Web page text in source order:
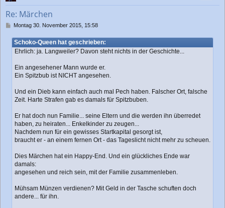
Re: Märchen
B
i
t
Montag 30. November 2015, 15:58
Schoko-Queen hat geschrieben:
Ehrlich: ja. Langweiler? Davon steht nichts in der Geschichte...
Ein angesehener Mann wurde er.
Ein Spitzbub ist NICHT angesehen.
Und ein Dieb kann einfach auch mal Pech haben. Falscher Ort, falsche
Zeit. Harte Strafen gab es damals für Spitzbuben.
Er hat doch nun Familie... seine Eltern und die werden ihn überredet
haben, zu heiraten... Enkelkinder zu zeugen...
Nachdem nun für ein gewisses Startkapital gesorgt ist,
braucht er - an einem fernen Ort - das Tageslicht nicht mehr zu scheuen.
Dies Märchen hat ein Happy-End. Und ein glückliches Ende war
damals:
angesehen und reich sein, mit der Familie zusammenleben.
Mühsam Münzen verdienen? Mit Geld in der Tasche schuften doch
andere... für ihn.